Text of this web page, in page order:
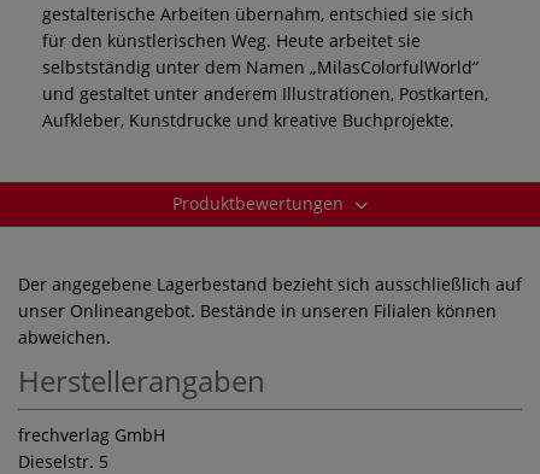
gestalterische Arbeiten übernahm, entschied sie sich
für den künstlerischen Weg. Heute arbeitet sie
selbstständig unter dem Namen „MilasColorfulWorld“
und gestaltet unter anderem Illustrationen, Postkarten,
Aufkleber, Kunstdrucke und kreative Buchprojekte.
Produktbewertungen
Der angegebene Lagerbestand bezieht sich ausschließlich auf
unser Onlineangebot. Bestände in unseren Filialen können
abweichen.
Herstellerangaben
frechverlag GmbH
Dieselstr. 5